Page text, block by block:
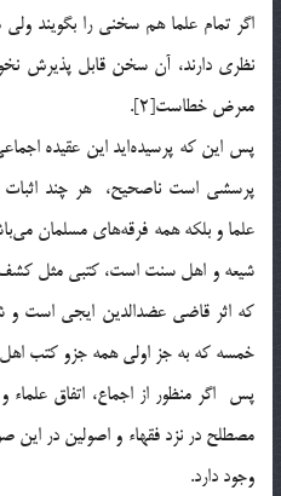
اگر تمام علما هم سخني را بگويند
نظري دارند، آن سخن قابل پذيرش
معرض خطاست[2].
پس اين كه پرسيده‌ايد اين عقيده
پرسشي است ناصحيح، هر چند اثبات
علما و بلكه همه فرقه‌هاي مسلمان
شيعه و اهل سنت است، كتبي مثل كشف
كه اثر قاضي عضدالدين ايجي است
خمسه كه به جز اولي همه جزو كتب
پس اگر منظور از اجماع، اتفاق
مصطلح در نزد فقهاء و اصولين در
وجود دارد.